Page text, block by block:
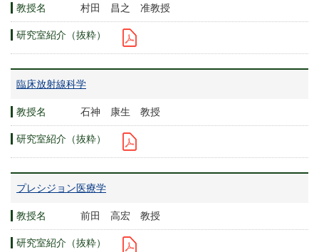
村田 昌之 准教授
臨床放射線科学
石神 康生 教授
プレシジョン医療学
前田 高宏 教授